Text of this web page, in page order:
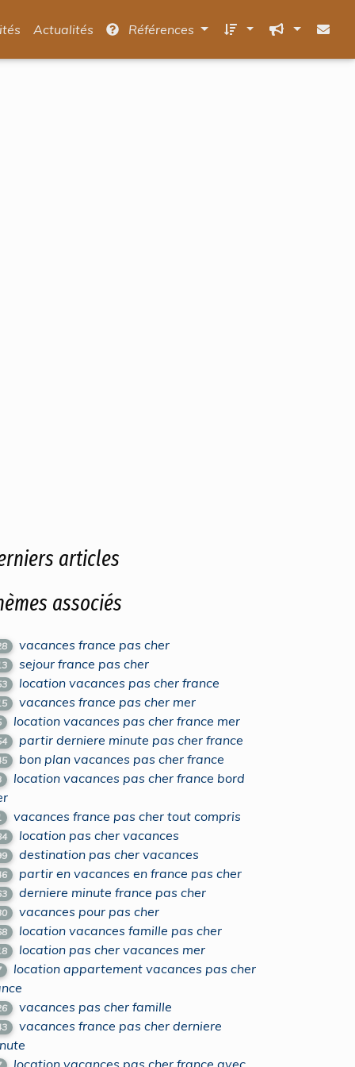
Actualités Références
articles
associés
vacances france pas cher
sejour france pas cher
location vacances pas cher france
vacances france pas cher mer
location vacances pas cher france mer
partir derniere minute pas cher france
bon plan vacances pas cher france
location vacances pas cher france bord
vacances france pas cher tout compris
location pas cher vacances
destination pas cher vacances
partir en vacances en france pas cher
derniere minute france pas cher
vacances pour pas cher
location vacances famille pas cher
location pas cher vacances mer
location appartement vacances pas cher
vacances pas cher famille
vacances france pas cher derniere
location vacances pas cher france avec